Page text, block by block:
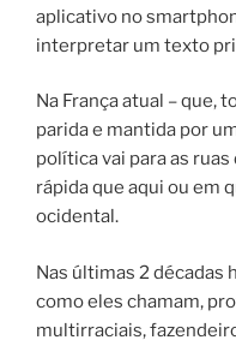
aplicativo no
interpretar um texto
Na França atual – que,
parida e mantida por
política vai para as
rápida que aqui ou em
ocidental.
Nas últimas 2 décadas
como eles chamam,
multirraciais,